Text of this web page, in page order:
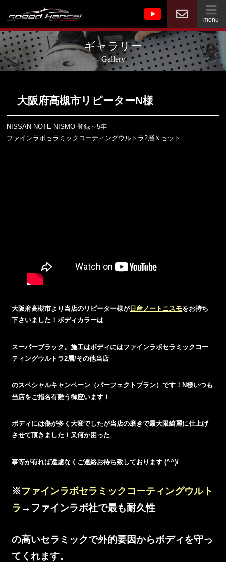
menu
ギャラリー
Gallery
大阪府高槻市リピーターN様
NISSAN NOTE NISMO 登録～5年
ファインラボセラミックコーティングウルトラ2層＆セット
大阪府高槻市より当店のリピーター様が日産ノートニスモをお持ち
下さいました！ボディカラーは
スーパーブラック。施工はボディにはファインラボセラミックコー
ティングウルトラ2層/その他当店
のスペシャルキャンペーン（パーフェクトプラン）です！N様いつも
当店をご指名有難う御座います！
ボディには傷が多く大変でしたが当店の磨きで最大限綺麗に仕上げ
させて頂きました！又何か困った
事等が有れば遠慮なくご連絡お待ち致しております (^^)/
※ファインラボセラミックコーティングウルト
ラ →ファインラボ社で最も耐久性
の高いセラミックで外的要因からボディを守っ
てくれます。